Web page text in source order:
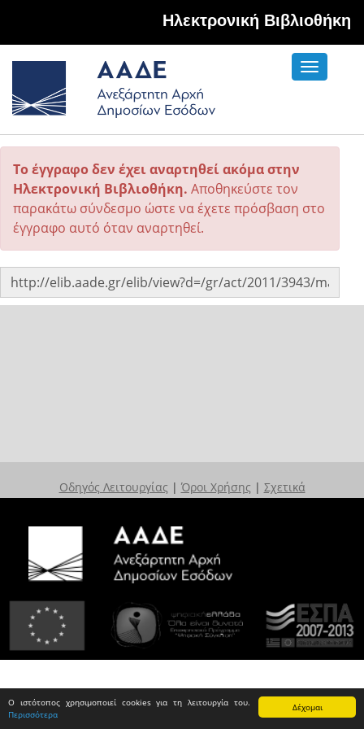
Δέχομαι
Ο ιστότοπος χρησιμοποιεί cookies για τη λειτουργία του.
Περισσότερα
Hλεκτρονική Βιβλιοθήκη
Toggle
Το έγγραφο δεν έχει αναρτηθεί ακόμα στην
Ηλεκτρονική Βιβλιοθήκη. Αποθηκεύστε τον
παρακάτω σύνδεσμο ώστε να έχετε πρόσβαση στο
έγγραφο αυτό όταν αναρτηθεί.
Οδηγός Λειτουργίας | Όροι Χρήσης | Σχετικά